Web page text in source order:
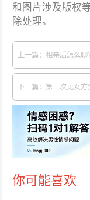
和图片涉及版权
除处理。
上一篇：相亲后怎么
下一篇：第一次见女
你可能喜欢